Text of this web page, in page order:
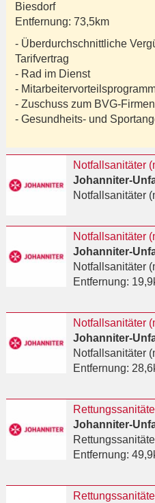
Biesdorf
Entfernung: 73,5km
- Überdurchschnittliche
Tarifvertrag
- Rad im Dienst
-
- Zuschuss zum BVG-
- Gesundheits- und
Notfallsanitäter
Notfallsanitäter
Notfallsanitäter
Notfallsanitäter
Entfernung:
Notfallsanitäter
Notfallsanitäter
Entfernung:
Entfernung: